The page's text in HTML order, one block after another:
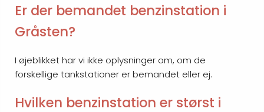
Er der bemandet benzinstation i
Gråsten?
I øjeblikket har vi ikke oplysninger om, om de
forskellige tankstationer er bemandet eller ej.
Hvilken benzinstation er størst i